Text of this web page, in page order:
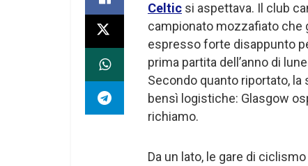
Celtic si aspettava. Il club
campionato mozzafiato che
espresso forte disappunto
prima partita dell’anno di
Secondo quanto riportato,
bensì logistiche: Glasgow
richiamo.
Da un lato, le gare di